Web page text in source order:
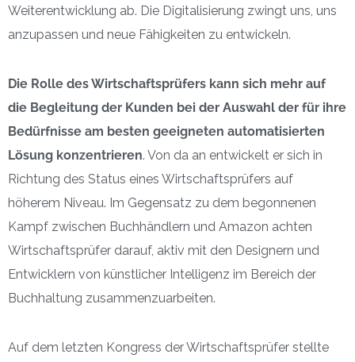
Weiterentwicklung ab. Die Digitalisierung zwingt uns, uns
anzupassen und neue Fähigkeiten zu entwickeln.
Die Rolle des Wirtschaftsprüfers kann sich mehr auf
die Begleitung der Kunden bei der Auswahl der für ihre
Bedürfnisse am besten geeigneten automatisierten
Lösung konzentrieren. Von da an entwickelt er sich in
Richtung des Status eines Wirtschaftsprüfers auf
höherem Niveau. Im Gegensatz zu dem begonnenen
Kampf zwischen Buchhändlern und Amazon achten
Wirtschaftsprüfer darauf, aktiv mit den Designern und
Entwicklern von künstlicher Intelligenz im Bereich der
Buchhaltung zusammenzuarbeiten.
Auf dem letzten Kongress der Wirtschaftsprüfer stellte